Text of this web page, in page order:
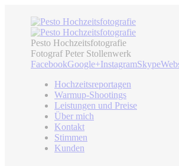
Pesto Hochzeitsfotografie
Fotograf Peter Stollenwerk
FacebookGoogle+InstagramSkype
Hochzeitsreportagen
Warmup-Shootings
Leistungen und Preise
Über mich
Kontakt
Stimmen
Kunden